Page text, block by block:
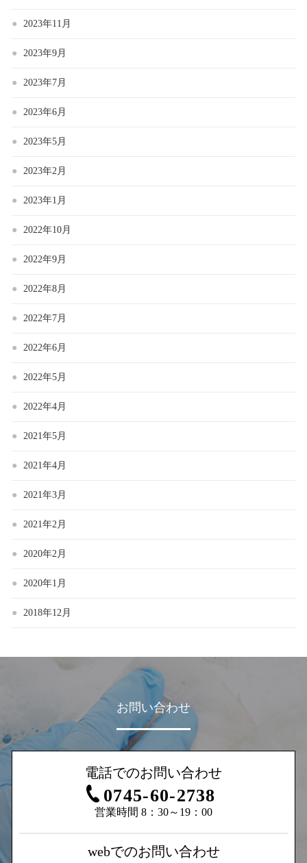
2023年11月
2023年9月
2023年7月
2023年6月
2023年5月
2023年2月
2023年1月
2022年10月
2022年9月
2022年8月
2022年7月
2022年6月
2022年5月
2022年4月
2021年5月
2021年4月
2021年3月
2021年2月
2020年2月
2020年1月
2018年12月
お問い合わせ
電話でのお問い合わせ
0745-60-2738
営業時間 8：30～19：00
webでのお問い合わせ